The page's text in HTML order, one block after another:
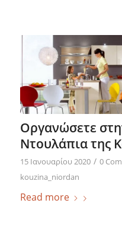
Οργανώσετε
Ντουλάπια της
15 Ιανουαρίου 2020 / 0
kouzina_niordan
Read more